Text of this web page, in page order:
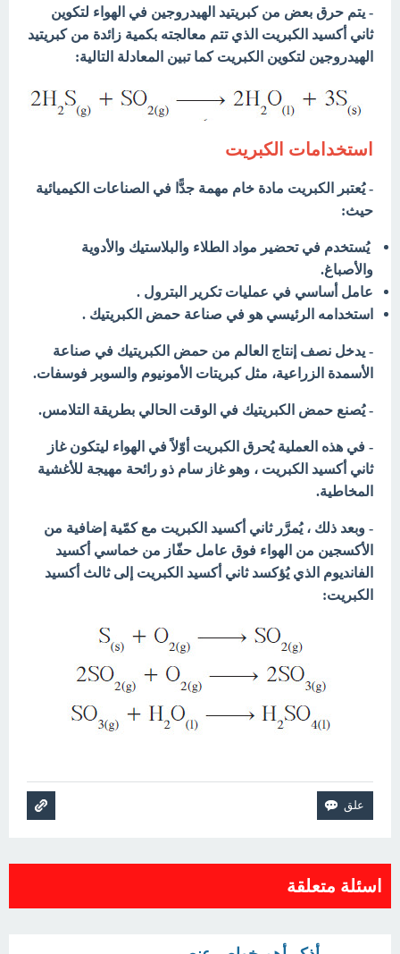
- يتم حرق بعض من كبريتيد الهيدروجين في الهواء لتكوين
ثاني أكسيد الكبريت الذي تتم معالجته بكمية زائدة من كبريتيد
الهيدروجين لتكوين الكبريت كما تبين المعادلة التالية:
استخدامات الكبريت
- يُعتبر الكبريت مادة خام مهمة جدًّا في الصناعات الكيميائية
حيث:
يُستخدم في تحضير مواد الطلاء والبلاستيك والأدوية
والأصباغ.
عامل أساسي في عمليات تكرير البترول .
استخدامه الرئيسي هو في صناعة حمض الكبريتيك .
- يدخل نصف إنتاج العالم من حمض الكبريتيك في صناعة
الأسمدة الزراعية، مثل كبريتات الأمونيوم والسوبر فوسفات.
- يُصنع حمض الكبريتيك في الوقت الحالي بطريقة التلامس.
- في هذه العملية يُحرق الكبريت أوّلاً في الهواء ليتكون غاز
ثاني أكسيد الكبريت ، وهو غاز سام ذو رائحة مهيجة للأغشية
المخاطية.
- وبعد ذلك ، يُمرَّر ثاني أكسيد الكبريت مع كمّية إضافية من
الأكسجين من الهواء فوق عامل حفّاز من خماسي أكسيد
الفانديوم الذي يُؤكسدثاني أكسيد الكبريت إلى ثالث أكسيد
الكبريت:
اسئلة متعلقة